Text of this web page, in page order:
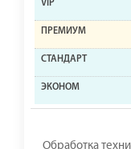
Обработка